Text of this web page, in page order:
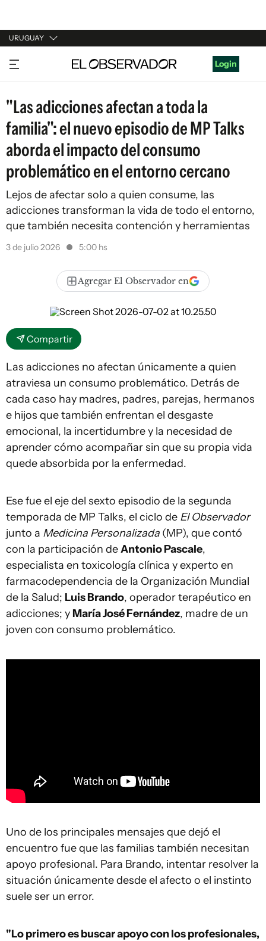
URUGUAY
URUGUAY
ARGENTINA
ESPAÑA
ESTADOS UNIDOS
Login
"Las adicciones afectan a toda la
familia": el nuevo episodio de MP Talks
aborda el impacto del consumo
problemático en el entorno cercano
Lejos de afectar solo a quien consume, las
adicciones transforman la vida de todo el entorno,
que también necesita contención y herramientas
3 de julio 2026 5:00 hs
Agregar El Observador en
Compartir
Las adicciones no afectan únicamente a quien
atraviesa un consumo problemático. Detrás de
cada caso hay madres, padres, parejas, hermanos
e hijos que también enfrentan el desgaste
emocional, la incertidumbre y la necesidad de
aprender cómo acompañar sin que su propia vida
quede absorbida por la enfermedad.
Ese fue el eje del sexto episodio de la segunda
temporada de MP Talks, el ciclo de El Observador
junto a Medicina Personalizada (MP), que contó
con la participación deAntonio Pascale,
especialista en toxicología clínica y experto en
farmacodependencia de la Organización Mundial
de la Salud; Luis Brando, operador terapéutico en
adicciones; y María José Fernández, madre de un
joven con consumo problemático.
Uno de los principales mensajes que dejó el
encuentro fue que las familias también necesitan
apoyo profesional. Para Brando, intentar resolver la
situación únicamente desde el afecto o el instinto
suele ser un error.
"Lo primero es buscar apoyo con los profesionales,